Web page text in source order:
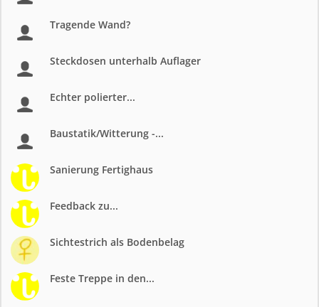
Tragende Wand?
Steckdosen unterhalb Auflager
Echter polierter...
Baustatik/Witterung -...
Sanierung Fertighaus
Feedback zu...
Sichtestrich als Bodenbelag
Feste Treppe in den...